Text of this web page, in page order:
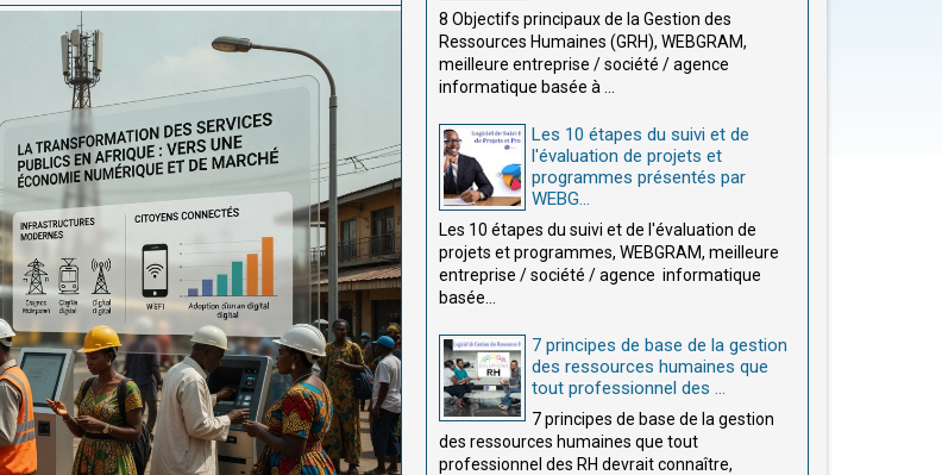
8 Objectifs principaux de la Gestion des
Ressources Humaines (GRH), WEBGRAM,
meilleure entreprise / société / agence
informatique basée à ...
Les 10 étapes du suivi et de
l'évaluation de projets et
programmes présentés par
WEBG...
Les 10 étapes du suivi et de l'évaluation de
projets et programmes, WEBGRAM, meilleure
entreprise / société / agence informatique
basée...
7 principes de base de la gestion
des ressources humaines que
tout professionnel des ...
7 principes de base de la gestion
des ressources humaines que tout
professionnel des RH devrait connaître,